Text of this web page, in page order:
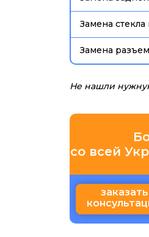
Замена
Замена
Не нашли
со всей
заказать